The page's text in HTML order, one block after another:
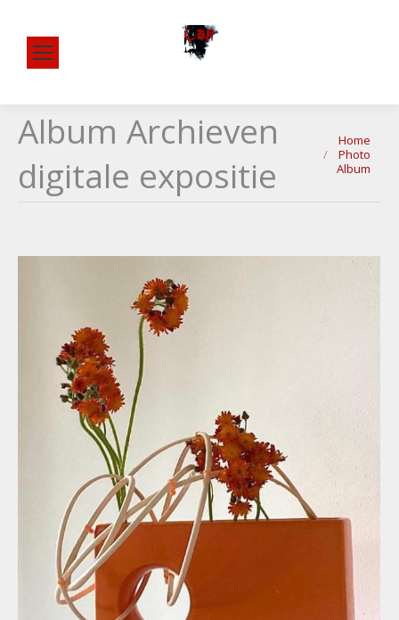
Album Archieven
digitale expositie
Je bent hier:
Home
Photo
Album